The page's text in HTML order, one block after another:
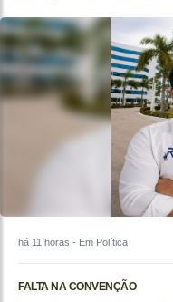
há 11 horas - Em Política
FALTA NA CONVENÇÃO